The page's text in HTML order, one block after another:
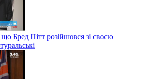
Бред Пітт розійшовся зі своєю